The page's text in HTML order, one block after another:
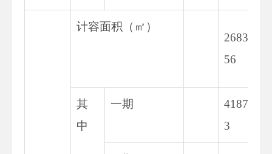
计容面积（㎡）
26830.
56
其
中
一期
4187.2
3